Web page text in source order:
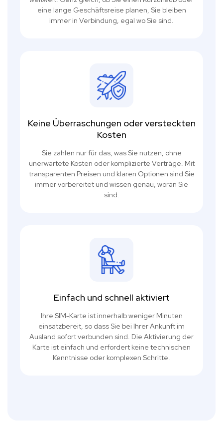
eine lange Geschäftsreise planen, Sie bleiben
immer in Verbindung, egal wo Sie sind.
Keine Überraschungen oder versteckten
Kosten
Sie zahlen nur für das, was Sie nutzen, ohne
unerwartete Kosten oder komplizierte Verträge. Mit
transparenten Preisen und klaren Optionen sind Sie
immer vorbereitet und wissen genau, woran Sie
sind.
Einfach und schnell aktiviert
Ihre SIM-Karte ist innerhalb weniger Minuten
einsatzbereit, so dass Sie bei Ihrer Ankunft im
Ausland sofort verbunden sind. Die Aktivierung der
Karte ist einfach und erfordert keine technischen
Kenntnisse oder komplexen Schritte.